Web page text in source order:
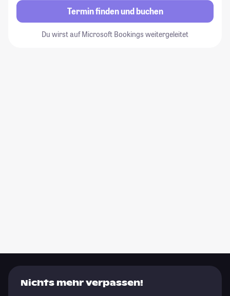
Termin finden und buchen
Du wirst auf Microsoft Bookings weitergeleitet
Nichts mehr verpassen!